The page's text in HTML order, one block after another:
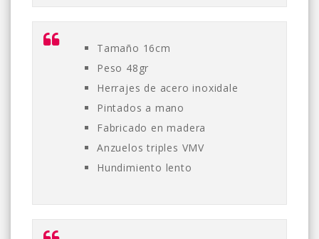
Tamaño 16cm
Peso 48gr
Herrajes de acero inoxidale
Pintados a mano
Fabricado en madera
Anzuelos triples VMV
Hundimiento lento